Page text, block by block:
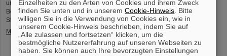
und FAIR vertraut und tauchten in die Atmosphäre eines internationalen
Beschleunigerlabors ein. Einblicke bietet der Fotowettbewerb der Summer
Students.
Mehr »
Einzelheiten zu den Arten von Cookies und ihrem Zweck
finden Sie unten und in unseremCookie-Hinweis . Bitte
willigen Sie in die Verwendung von Cookies ein, wie in
unserem Cookie-Hinweis beschrieben, indem Sie auf
„Alle zulassen und fortsetzen“ klicken, um die
bestmögliche Nutzererfahrung auf unseren Webseiten zu
haben. Sie können auch Ihre bevorzugten Einstellungen